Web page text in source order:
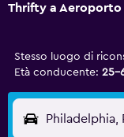
Thrifty a Aeroporto
Stesso luogo di
Età conducente: 25-
Philadelphia,